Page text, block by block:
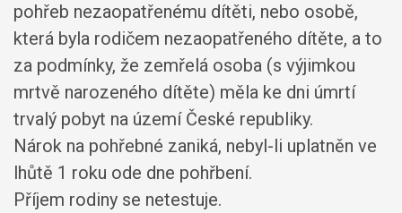
pohřeb nezaopatřenému dítěti, nebo osobě,
která byla rodičem nezaopatřeného dítěte, a to
za podmínky, že zemřelá osoba (s výjimkou
mrtvě narozeného dítěte) měla ke dni úmrtí
trvalý pobyt na území České republiky.
Nárok na pohřebné zaniká, nebyl-li uplatněn ve
lhůtě 1 roku ode dne pohřbení.
Příjem rodiny se netestuje.